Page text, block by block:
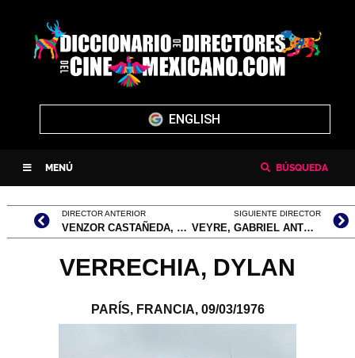
ENGLISH
MENÚ BÚSQUEDA
DIRECTOR ANTERIOR
VENZOR CASTAÑEDA, LETICIA
SIGUIENTE DIRECTOR
VEYRE, GABRIEL ANTOINE
VERRECHIA, DYLAN
PARÍS, FRANCIA, 09/03/1976